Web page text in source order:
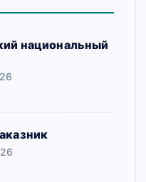
национальный